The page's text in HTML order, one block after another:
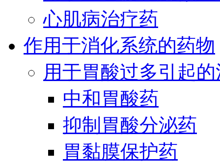
心肌病治疗药
作用于消化系统的药物
用于胃酸过多引起
中和胃酸药
抑制胃酸分泌药
胃黏膜保护药